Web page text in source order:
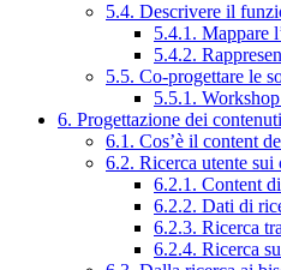
5.4. Descrivere il
5.4.1. Mappare
5.4.2.
5.5. Co-progettare le
5.5.1.
6. Progettazione dei contenuti
6.1. Cos’è il content
6.2. Ricerca utente
6.2.1. Content
6.2.2. Dati di
6.2.3. Ricerca
6.2.4. Ricerca